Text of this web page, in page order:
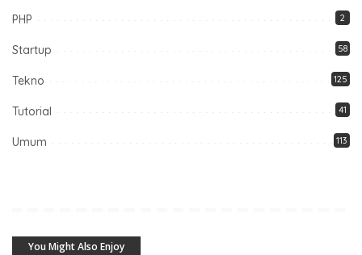
PHP 2
Startup 58
Tekno 125
Tutorial 41
Umum 113
You Might Also Enjoy